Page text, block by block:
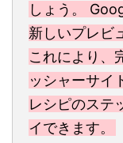
しょう。
新しいプレビ
これにより、
ッシャーサイ
レシピのステ
イできます。